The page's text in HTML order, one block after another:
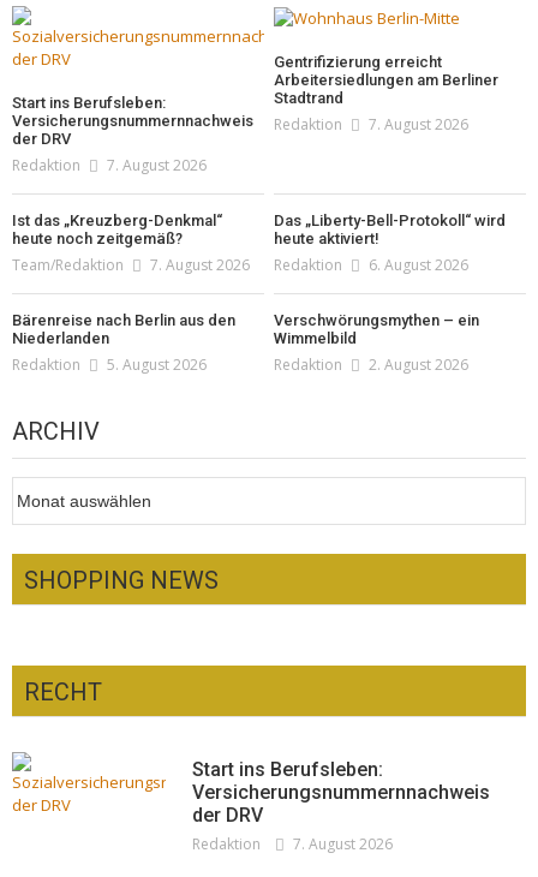
Start ins Berufsleben:
Versicherungsnummernnachweis
der DRV
Redaktion 7. August 2026
Gentrifizierung erreicht
Arbeitersiedlungen am Berliner
Stadtrand
Redaktion 7. August 2026
Ist das „Kreuzberg-Denkmal“
heute noch zeitgemäß?
Team/Redaktion 7. August 2026
Das „Liberty-Bell-Protokoll“ wird
heute aktiviert!
Redaktion 6. August 2026
Bärenreise nach Berlin aus den
Niederlanden
Redaktion 5. August 2026
Verschwörungsmythen – ein
Wimmelbild
Redaktion 2. August 2026
ARCHIV
SHOPPING NEWS
Pepe Jeans London mit Summer Sale und
neuer Kollektion
Redaktion
Woher kommt der Honig? – Neue EU-
Regeln gelten 14. Juni
RECHT
Start ins Berufsleben:
Versicherungsnummernnachweis
der DRV
Redaktion 7. August 2026